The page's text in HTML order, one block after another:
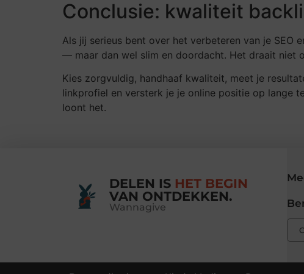
Conclusie: kwaliteit
Als jij serieus bent over het verbeteren van je
— maar dan wel slim en doordacht. Het draait niet
Kies zorgvuldig, handhaaf kwaliteit, meet je
linkprofiel en versterk je je online positie op lange
loont het.
DELEN IS HET BEGIN
VAN ONTDEKKEN.
Wannagive